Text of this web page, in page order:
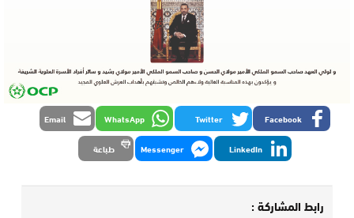
Facebook
Twitter
WhatsApp
Email
LinkedIn
Messenger طباعة
رابط المشاركة :